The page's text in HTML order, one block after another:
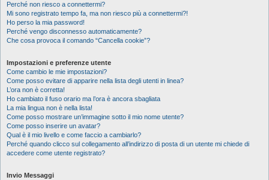
Perché non riesco a connettermi?
Mi sono registrato tempo fa, ma non riesco più a connettermi?!
Ho perso la mia password!
Perché vengo disconnesso automaticamente?
Che cosa provoca il comando “Cancella cookie”?
Impostazioni e preferenze utente
Come cambio le mie impostazioni?
Come posso evitare di apparire nella lista degli utenti in linea?
L’ora non è corretta!
Ho cambiato il fuso orario ma l’ora è ancora sbagliata
La mia lingua non è nella lista!
Come posso mostrare un’immagine sotto il mio nome utente?
Come posso inserire un avatar?
Qual è il mio livello e come faccio a cambiarlo?
Perché quando clicco sul collegamento all’indirizzo di posta di un utente mi chiede di
accedere come utente registrato?
Invio Messaggi